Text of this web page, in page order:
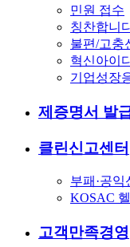
민원 접수
칭찬합니
불편/고충
혁신아이
기업성장
제증명서 발
클린신고센터
부패·공익
KOSAC
고객만족경영